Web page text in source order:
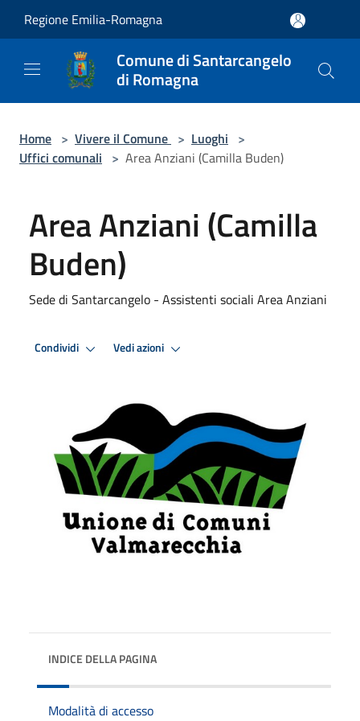
Regione Emilia-Romagna
Comune di Santarcangelo
di Romagna
Home > Vivere il Comune > Luoghi >
Uffici comunali > Area Anziani (Camilla Buden)
Area Anziani (Camilla
Buden)
Sede di Santarcangelo - Assistenti sociali Area Anziani
Condividi Vedi azioni
INDICE DELLA PAGINA
Modalità di accesso